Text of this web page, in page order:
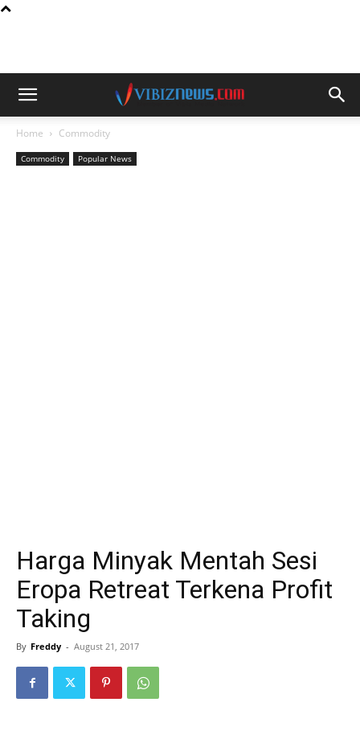
Home Commodity
Commodity Popular News
Harga Minyak Mentah Sesi
Eropa Retreat Terkena Profit
Taking
By Freddy - August 21, 2017